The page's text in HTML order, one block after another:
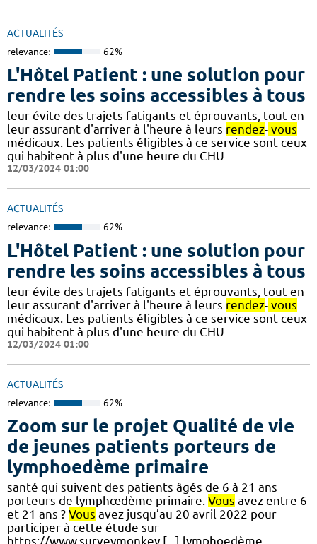
ACTUALITÉS
relevance: 62%
L'Hôtel Patient : une solution pour
rendre les soins accessibles à tous
leur évite des trajets fatigants et éprouvants, tout en
leur assurant d'arriver à l'heure à leurs rendez- vous
médicaux. Les patients éligibles à ce service sont ceux
qui habitent à plus d'une heure du CHU
12/03/2024 01:00
ACTUALITÉS
relevance: 62%
L'Hôtel Patient : une solution pour
rendre les soins accessibles à tous
leur évite des trajets fatigants et éprouvants, tout en
leur assurant d'arriver à l'heure à leurs rendez- vous
médicaux. Les patients éligibles à ce service sont ceux
qui habitent à plus d'une heure du CHU
12/03/2024 01:00
ACTUALITÉS
relevance: 62%
Zoom sur le projet Qualité de vie
de jeunes patients porteurs de
lymphoedème primaire
santé qui suivent des patients âgés de 6 à 21 ans
porteurs de lymphœdème primaire. Vous avez entre 6
et 21 ans ? Vous avez jusqu’au 20 avril 2022 pour
participer à cette étude sur
https://www.surveymonkey [...] lymphoedème